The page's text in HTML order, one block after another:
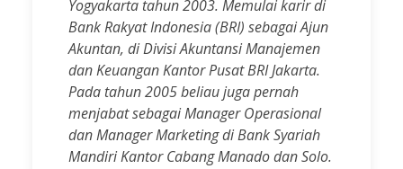
Yogyakarta tahun 2003. Memulai karir di
Bank Rakyat Indonesia (BRI) sebagai Ajun
Akuntan, di Divisi Akuntansi Manajemen
dan Keuangan Kantor Pusat BRI Jakarta.
Pada tahun 2005 beliau juga pernah
menjabat sebagai Manager Operasional
dan Manager Marketing di Bank Syariah
Mandiri Kantor Cabang Manado dan Solo.